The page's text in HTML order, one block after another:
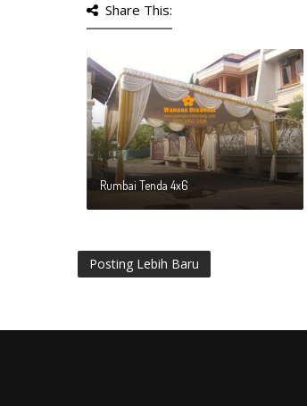
Share This:
Rumbai Tenda 4x6
Posting Lebih Baru